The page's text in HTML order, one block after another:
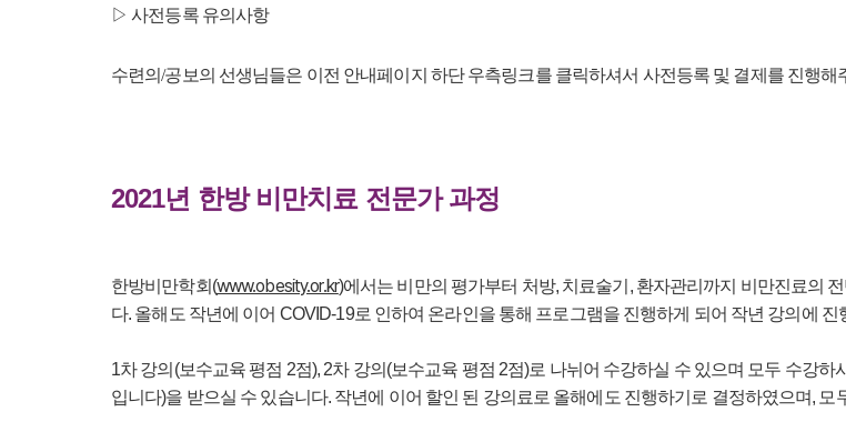
▷ 사전등록 유의사항
수련의/공보의 선생님들은 이전 안내페이지 하단 우측링크를 클릭하셔서 사전등록 및 결제를 진행해
2021년 한방 비만치료 전문가 과정
한방비만학회(www.obesity.or.kr)에서는 비만의 평가부터 처방, 치료술기, 환자관리까지 비만진료의
다. 올해도 작년에 이어 COVID-19로 인하여 온라인을 통해 프로그램을 진행하게 되어 작년 강의에
1차 강의(보수교육 평점 2점), 2차 강의(보수교육 평점 2점)로 나뉘어 수강하실 수 있으며 모두 수강
입니다)을 받으실 수 있습니다. 작년에 이어 할인 된 강의료로 올해에도 진행하기로 결정하였으며,